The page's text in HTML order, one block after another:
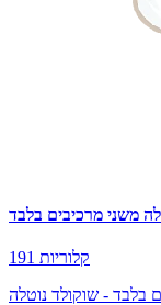
משני מרכיבים בלבד
191 קלוריות
בלבד - שוקולד נוטלה